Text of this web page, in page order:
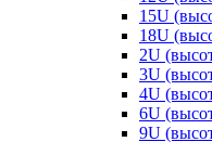
15U
18U
2U
3U
4U
6U
9U